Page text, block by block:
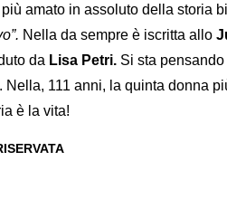
amato in assoluto della storia
Nella da sempre è iscritta allo
da Lisa Petri. Si sta
111 anni, la quinta donna
è la vita!